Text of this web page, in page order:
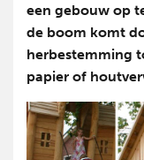
een gebouw op
de boom komt
herbestemming
papier of